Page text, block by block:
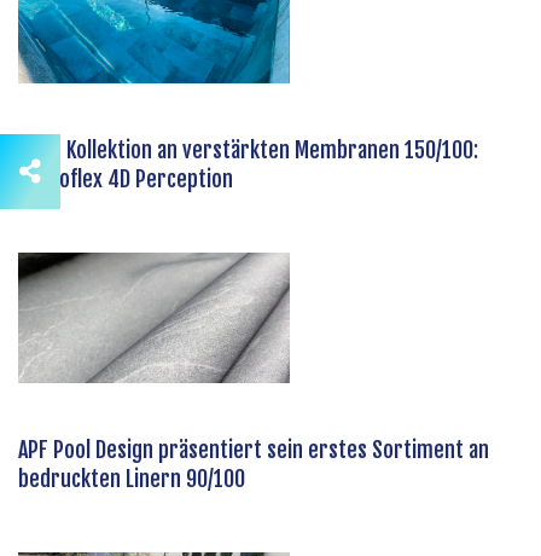
Neue Kollektion an verstärkten Membranen 150/100:
Hydroflex 4D Perception
APF Pool Design präsentiert sein erstes Sortiment an
bedruckten Linern 90/100